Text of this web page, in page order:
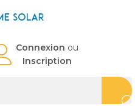
Connexion ou
Inscription